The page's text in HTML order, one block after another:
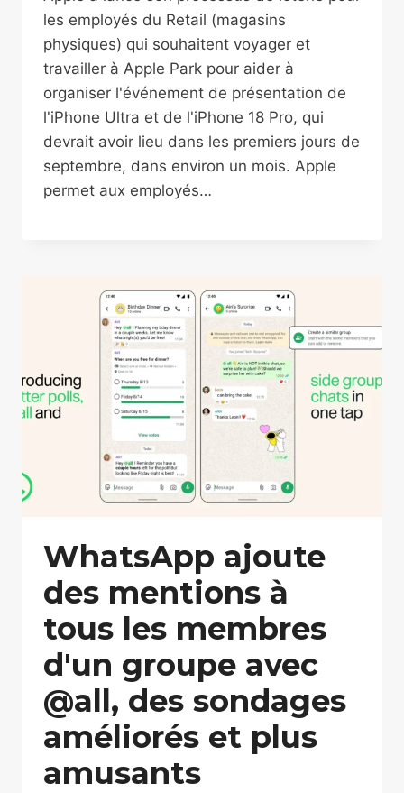
les employés du Retail (magasins
physiques) qui souhaitent voyager et
travailler à Apple Park pour aider à
organiser l'événement de présentation de
l'iPhone Ultra et de l'iPhone 18 Pro, qui
devrait avoir lieu dans les premiers jours de
septembre, dans environ un mois. Apple
permet aux employés…
WhatsApp ajoute
des mentions à
tous les membres
d'un groupe avec
@all, des sondages
améliorés et plus
amusants